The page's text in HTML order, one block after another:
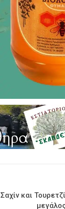
Σαχίν και